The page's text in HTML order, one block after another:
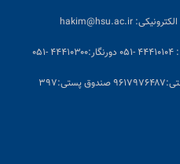
hakim@hsu.ac.ir
دورنگار:۴۴۴۱۰۳۰۰ -۰۵۱
صندوق پستی:۳۹۷